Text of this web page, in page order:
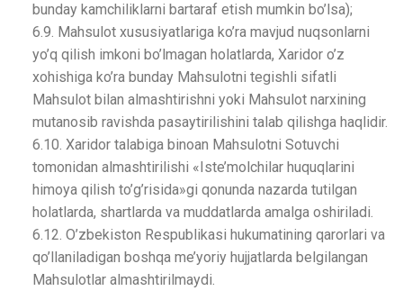
bunday kamchiliklarni bartaraf etish mumkin bo’lsa);
6.9. Mahsulot xususiyatlariga ko’ra mavjud nuqsonlarni
yo’q qilish imkoni bo’lmagan holatlarda, Xaridor o’z
xohishiga ko’ra bunday Mahsulotni tegishli sifatli
Mahsulot bilan almashtirishni yoki Mahsulot narxining
mutanosib ravishda pasaytirilishini talab qilishga haqlidir.
6.10. Xaridor talabiga binoan Mahsulotni Sotuvchi
tomonidan almashtirilishi «Iste’molchilar huquqlarini
himoya qilish to’g’risida»gi qonunda nazarda tutilgan
holatlarda, shartlarda va muddatlarda amalga oshiriladi.
6.12. O’zbekiston Respublikasi hukumatining qarorlari va
qo’llaniladigan boshqa me’yoriy hujjatlarda belgilangan
Mahsulotlar almashtirilmaydi.